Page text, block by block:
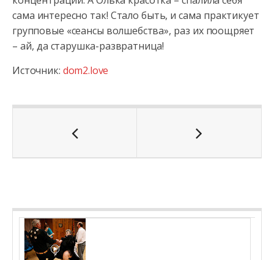
сама интересно так! Стало быть, и сама практикует
групповые «сеансы волшебства», раз их поощряет
– ай, да старушка-развратница!
Источник: dom2.love